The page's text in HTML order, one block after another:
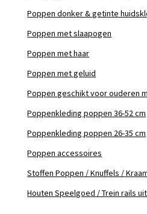
Poppen donker & getinte
Poppen met slaapogen
Poppen met haar
Poppen met geluid
Poppen geschikt voor ouderen
Poppenkleding poppen 36-52 cm
Poppenkleding poppen 26-35 cm
Poppen accessoires
Stoffen Poppen / Knuffels /
Houten Speelgoed / Trein rails